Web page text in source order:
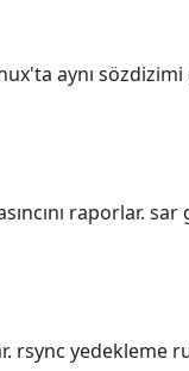
aynı
raporlar.
rsync